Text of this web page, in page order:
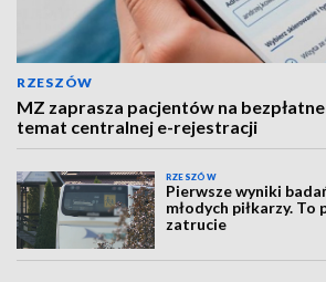
RZESZÓW
MZ zaprasza pacjentów na
temat centralnej e-rejestracji
RZESZÓW
Pierwsze wyniki
młodych piłkarzy.
zatrucie